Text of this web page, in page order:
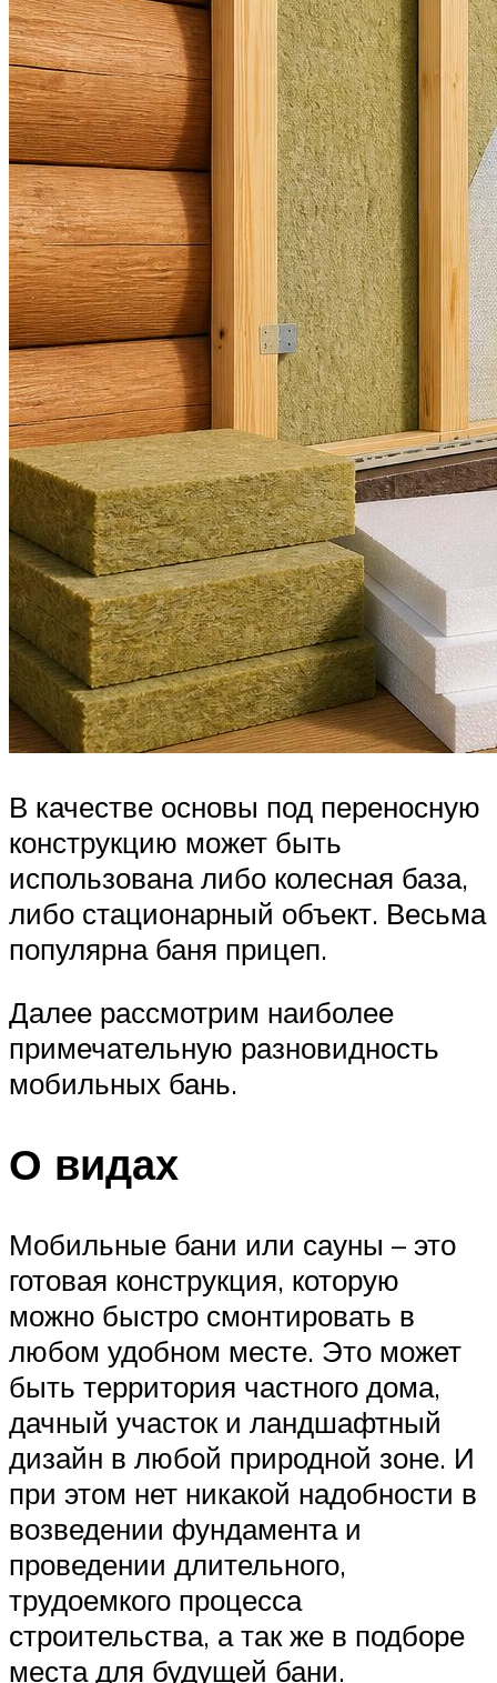
В качестве основы под переносную
конструкцию может быть
использована либо колесная база,
либо стационарный объект. Весьма
популярна баня прицеп.
Далее рассмотрим наиболее
примечательную разновидность
мобильных бань.
О видах
Мобильные бани или сауны – это
готовая конструкция, которую
можно быстро смонтировать в
любом удобном месте. Это может
быть территория частного дома,
дачный участок и ландшафтный
дизайн в любой природной зоне. И
при этом нет никакой надобности в
возведении фундамента и
проведении длительного,
трудоемкого процесса
строительства, а так же в подборе
места для будущей бани.